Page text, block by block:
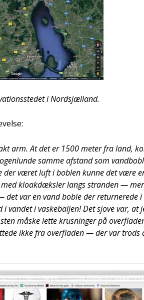
i Nord­s­jæl­land.
arm. At det er 1500 meter fra land,
sam­me afstand som
der været luft i bob­len kun­ne det være
klo­ak­dæks­ler langs stran­den —
var en vand bob­le der retur­ne­re­de i
van­det i vaske­balj­en! Det sjove var, at
måske let­te krus­nin­ger på
ikke fra over­fla­den — der var trods